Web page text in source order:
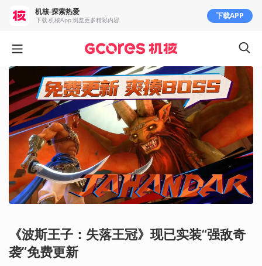
《波斯王子：失落王冠》现已实装“强敌奇
袭”免费更新
机核-探索热爱
下载 机核App 浏览更多精彩内容 下载APP